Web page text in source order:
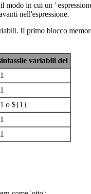
modo in cui un '
nell'espressione.
Il primo blocco
variabili del
o ${1}